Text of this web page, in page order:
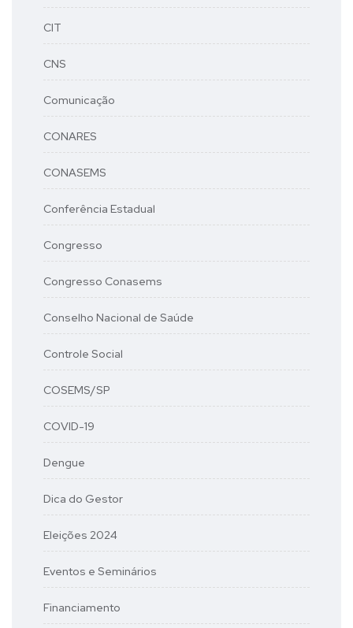
CIT
CNS
Comunicação
CONARES
CONASEMS
Conferência Estadual
Congresso
Congresso Conasems
Conselho Nacional de Saúde
Controle Social
COSEMS/SP
COVID-19
Dengue
Dica do Gestor
Eleições 2024
Eventos e Seminários
Financiamento